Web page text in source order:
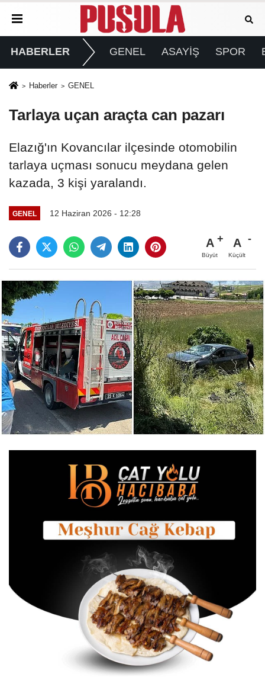
HABERLER GENEL ASAYİŞ SPOR
Haberler GENEL
Tarlaya uçan araçta can pazarı
Elazığ'ın Kovancılar ilçesinde otomobilin
tarlaya uçması sonucu meydana gelen
kazada, 3 kişi yaralandı.
GENEL 12 Haziran 2026 - 12:28
A
Büyüt
A
Küçült